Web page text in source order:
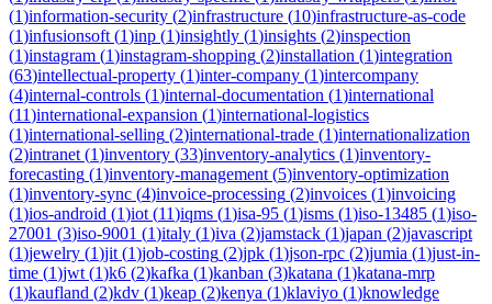
(1)information-security (2)infrastructure (10)infrastructure-as-code
(1)infusionsoft (1)inp (1)insightly (1)insights (2)inspection
(1)instagram (1)instagram-shopping (2)installation (1)integration
(63)intellectual-property (1)inter-company (1)intercompany
(4)internal-controls (1)internal-documentation (1)international
(11)international-expansion (1)international-logistics
(1)international-selling (2)international-trade (1)internationalization
(2)intranet (1)inventory (33)inventory-analytics (1)inventory-
forecasting (1)inventory-management (5)inventory-optimization
(1)inventory-sync (4)invoice-processing (2)invoices (1)invoicing
(1)ios-android (1)iot (11)iqms (1)isa-95 (1)isms (1)iso-13485 (1)iso-
27001 (3)iso-9001 (1)italy (1)iva (2)jamstack (1)japan (2)javascript
(1)jewelry (1)jit (1)job-costing (2)jpk (1)json-rpc (2)jumia (1)just-in-
time (1)jwt (1)k6 (2)kafka (1)kanban (3)katana (1)katana-mrp
(1)kaufland (2)kdv (1)keap (2)kenya (1)klaviyo (1)knowledge